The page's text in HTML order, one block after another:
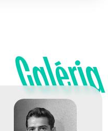
Galéria